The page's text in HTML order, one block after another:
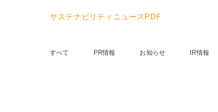
サステナビリティニュースPDF
すべて PR情報 お知らせ IR情報